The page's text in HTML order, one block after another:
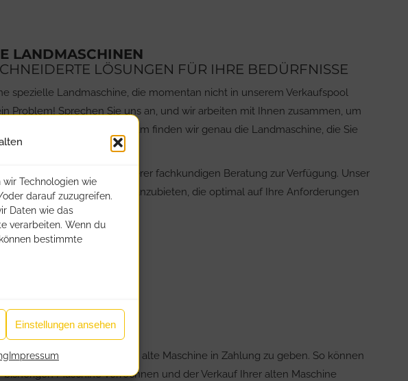
Technologien wie
darauf zuzugreifen.
Daten wie das
verarbeiten. Wenn du
bestimmte
Einstellungen ansehen
Impressum
LANDMASCHINEN
LÖSUNGEN FÜR IHRE BEDÜRFNISSE
spezielle Landmaschine, die momentan nicht in unserem Verkaufspool
Problem! Sprechen Sie uns an, und wir arbeiten mit Ihnen zusammen, um
Lösung zu finden. Gemeinsam finden wir genau die Landmaschine, die Sie
dabei persönlich mit unserer fachkundigen Beratung zur Verfügung. Unser
genau die Landmaschine anzubieten, die optimal auf Ihre Anforderungen
auch die Möglichkeit, Ihre alte Maschine in Zahlung zu geben. So können
Maschine verrechnen und der Verkauf Ihrer alten Maschine